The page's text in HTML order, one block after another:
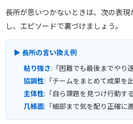
長所が思いつかないときは、次の表
し、エピソードで裏づけましょう。
▶ 長所の言い換え例
粘り強さ:「困難でも最後までやり
協調性:「チームをまとめて成果を
主体性:「自ら課題を見つけ行動する
几帳面:「細部まで気を配り正確に